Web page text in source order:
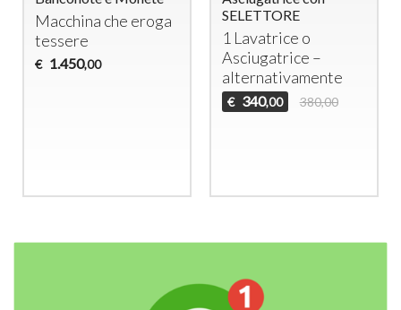
Macchina che eroga
tessere
€ 1.450,00
SELETTORE
1 Lavatrice o
Asciugatrice –
alternativamente
€ 340,00 380,00